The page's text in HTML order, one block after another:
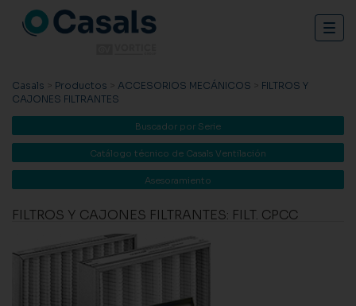
Casals > Productos > ACCESORIOS MECÁNICOS > FILTROS Y
CAJONES FILTRANTES
Buscador por Serie
Catálogo técnico de Casals Ventilación
Asesoramiento
FILTROS Y CAJONES FILTRANTES: FILT. CPCC